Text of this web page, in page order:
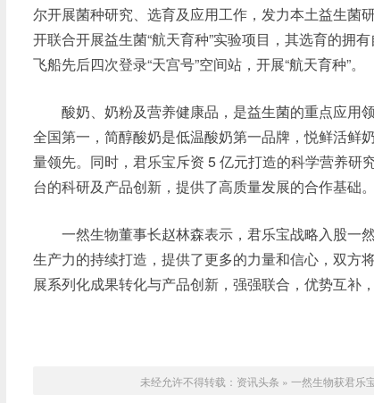
尔开展菌种研究、选育及应用工作，发力本土益生菌
开联合开展益生菌“航天育种”实验项目，其选育的拥
飞船先后四次登录“天宫号”空间站，开展“航天育种”。
酸奶、奶粉及营养健康品，是益生菌的重点应用
全国第一，简醇酸奶是低温酸奶第一品牌，悦鲜活鲜
量领先。同时，君乐宝斥资 5 亿元打造的科学营养研
台的科研及产品创新，提供了高质量发展的合作基础。
一然生物董事长赵林森表示，君乐宝战略入股一
生产力的持续打造，提供了更多的力量和信心，双方
展系列化成果转化与产品创新，强强联合，优势互补，
未经允许不得转载： 资讯头条 » 一然生物获君乐